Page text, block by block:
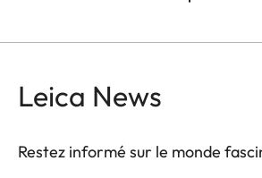
Leica News
Restez informé sur le monde